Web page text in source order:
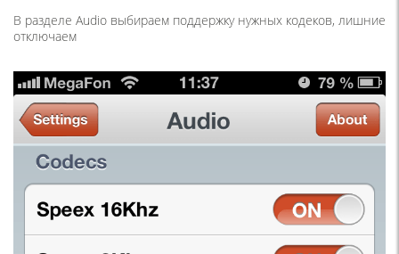
В разделе Audio выбираем поддержку нужных кодеков, лишние
отключаем